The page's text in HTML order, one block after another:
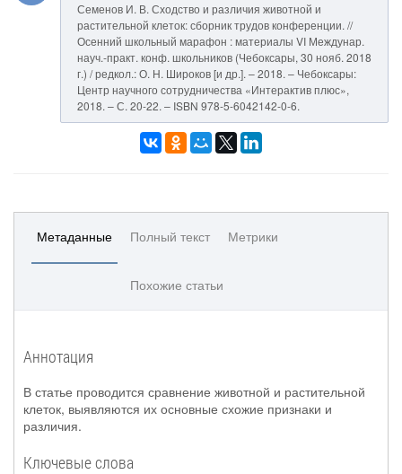
Семенов И. В. Сходство и различия животной и
растительной клеток: сборник трудов конференции. //
Осенний школьный марафон : материалы VI Междунар.
науч.-практ. конф. школьников (Чебоксары, 30 нояб. 2018
г.) / редкол.: О. Н. Широков [и др.]. – 2018. – Чебоксары:
Центр научного сотрудничества «Интерактив плюс»,
2018. – С. 20-22. – ISBN 978-5-6042142-0-6.
Метаданные Полный текст Метрики
Похожие статьи
Аннотация
В статье проводится сравнение животной и растительной
клеток, выявляются их основные схожие признаки и
различия.
Ключевые слова